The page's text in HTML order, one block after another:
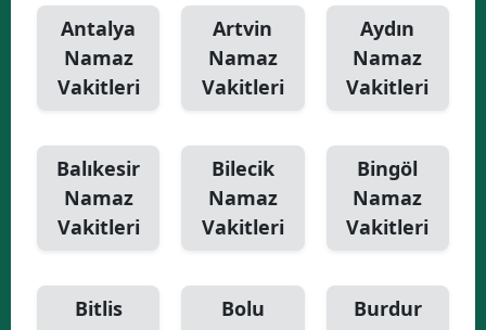
Osmaniye
Düzce
Antalya
Namaz
Vakitleri
Artvin
Namaz
Vakitleri
Aydın
Namaz
Vakitleri
Balıkesir
Namaz
Vakitleri
Bilecik
Namaz
Vakitleri
Bingöl
Namaz
Vakitleri
Bitlis
Bolu
Burdur